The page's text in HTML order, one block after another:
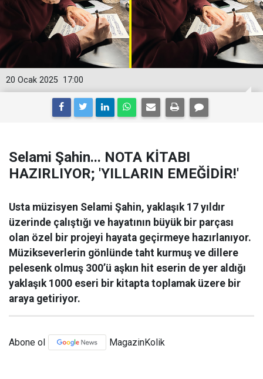
17:00
20 Ocak 2025
Selami Şahin... NOTA KİTABI
HAZIRLIYOR; 'YILLARIN EMEĞİDİR!'
Usta müzisyen Selami Şahin, yaklaşık 17 yıldır
üzerinde çalıştığı ve hayatının büyük bir parçası
olan özel bir projeyi hayata geçirmeye hazırlanıyor.
Müzikseverlerin gönlünde taht kurmuş ve dillere
pelesenk olmuş 300’ü aşkın hit eserin de yer aldığı
yaklaşık 1000 eseri bir kitapta toplamak üzere bir
araya getiriyor.
Abone ol MagazinKolik